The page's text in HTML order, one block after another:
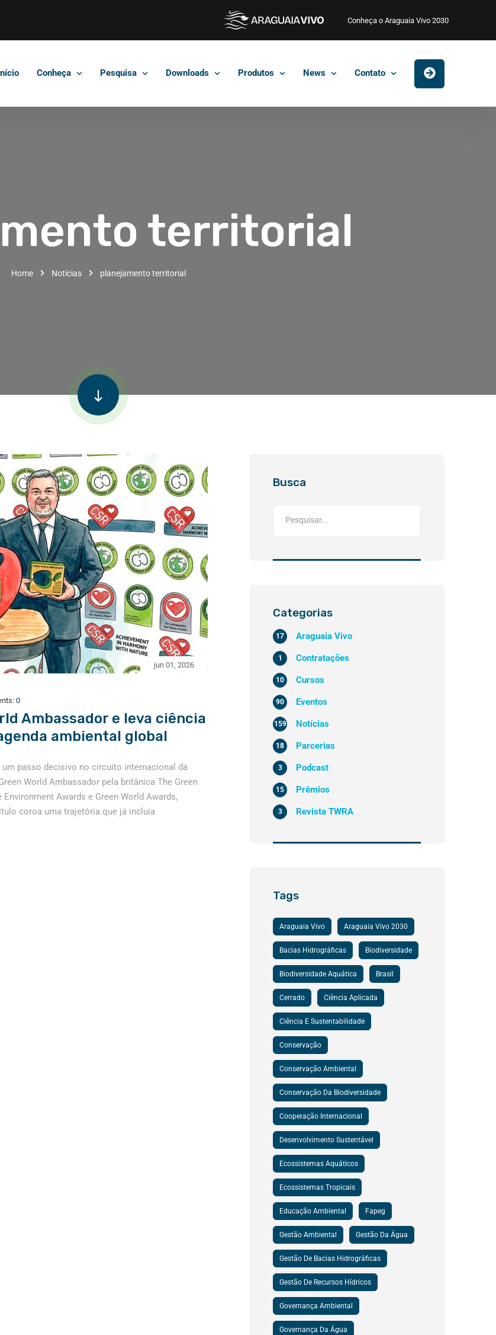
Conheça o Araguaia Vivo 2030
Conheça Pesquisa Downloads Produtos News Contato
territorial
Home Notícias planejamento territorial
jun 01, 2026
0
Ambassador e leva ciência
ambiental global
um passo decisivo no circuito internacional da
World Ambassador pela britânica The Green
Awards e Green World Awards,
coroa uma trajetória que já incluía
Busca
Categorias
Araguaia Vivo
17
Contratações
1
Cursos
10
Eventos
90
Notícias
159
Parcerias
18
Podcast
3
Prêmios
15
Revista TWRA
3
Tags
Araguaia Vivo Araguaia Vivo 2030
Bacias Hidrográficas Biodiversidade
Biodiversidade Aquática Brasil
Cerrado Ciência Aplicada
Ciência E Sustentabilidade
Conservação
Conservação Ambiental
Conservação Da Biodiversidade
Cooperação Internacional
Desenvolvimento Sustentável
Ecossistemas Aquáticos
Ecossistemas Tropicais
Educação Ambiental Fapeg
Gestão Ambiental Gestão Da Água
Gestão De Bacias Hidrográficas
Gestão De Recursos Hídricos
Governança Ambiental
Governança Da Água